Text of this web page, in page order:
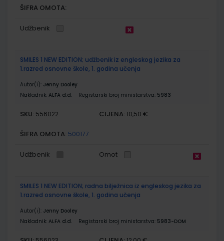
ŠIFRA OMOTA:
Udžbenik
SMILES 1 NEW EDITION; udžbenik iz engleskog jezika za
1.razred osnovne škole, 1. godina učenja
Autor(i): Jenny Dooley
Nakladnik: ALFA d.d. Registarski broj ministarstva: 5983
SKU: 556022 CIJENA: 10,50 €
ŠIFRA OMOTA: 500177
Udžbenik Omot
SMILES 1 NEW EDITION; radna bilježnica iz engleskog jezika za
1.razred osnovne škole, 1. godina učenja
Autor(i): Jenny Dooley
Nakladnik: ALFA d.d. Registarski broj ministarstva: 5983-DOM